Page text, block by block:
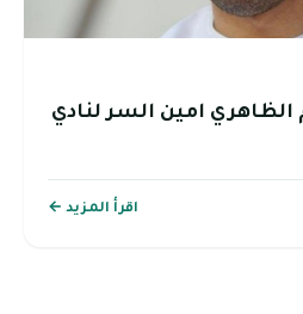
الظاهري امين السر لنادي
اقرأ المزيد ←